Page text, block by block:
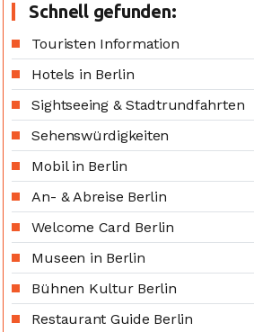
Schnell gefunden:
Touristen Information
Hotels in Berlin
Sightseeing & Stadtrundfahrten
Sehenswürdigkeiten
Mobil in Berlin
An- & Abreise Berlin
Welcome Card Berlin
Museen in Berlin
Bühnen Kultur Berlin
Restaurant Guide Berlin